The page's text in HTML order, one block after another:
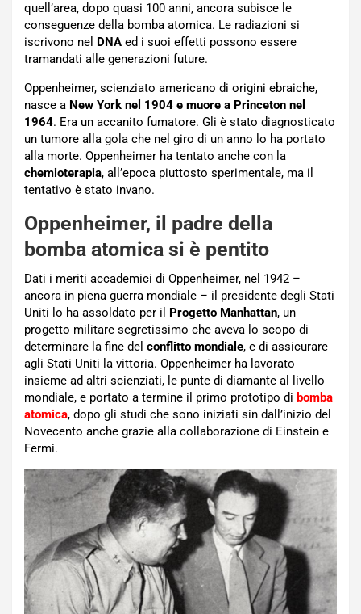
quell’area, dopo quasi 100 anni, ancora subisce le
conseguenze della bomba atomica. Le radiazioni si
iscrivono nel DNA ed i suoi effetti possono essere
tramandati alle generazioni future.
Oppenheimer, scienziato americano di origini ebraiche,
nasce a New York nel 1904 e muore a Princeton nel
1964. Era un accanito fumatore. Gli è stato diagnosticato
un tumore alla gola che nel giro di un anno lo ha portato
alla morte. Oppenheimer ha tentato anche con la
chemioterapia, all’epoca piuttosto sperimentale, ma il
tentativo è stato invano.
Oppenheimer, il padre della
bomba atomica si è pentito
Dati i meriti accademici di Oppenheimer, nel 1942 –
ancora in piena guerra mondiale – il presidente degli Stati
Uniti lo ha assoldato per il Progetto Manhattan, un
progetto militare segretissimo che aveva lo scopo di
determinare la fine del conflitto mondiale, e di assicurare
agli Stati Uniti la vittoria. Oppenheimer ha lavorato
insieme ad altri scienziati, le punte di diamante al livello
mondiale, e portato a termine il primo prototipo di bomba
atomica, dopo gli studi che sono iniziati sin dall’inizio del
Novecento anche grazie alla collaborazione di Einstein e
Fermi.